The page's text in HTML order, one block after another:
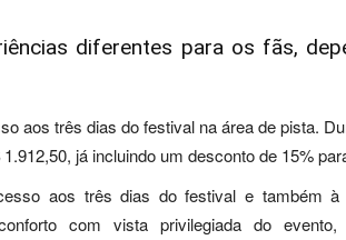
diferentes para os fãs,
aos três dias do festival na área de pista.
já incluindo um desconto de 15%
aos três dias do festival e também à
com vista privilegiada do